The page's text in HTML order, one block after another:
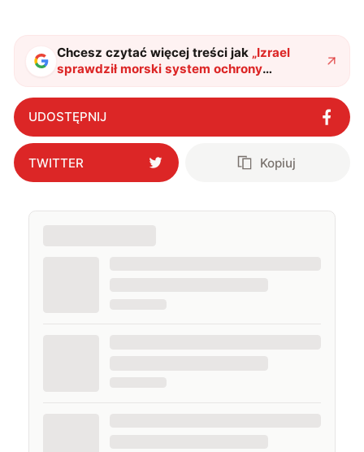
Chcesz czytać więcej treści jak „Izrael
sprawdził morski system ochrony
przeciwrakietowej. Barak MX zniszczył
zaawansowany pocisk manewrujący"?
UDOSTĘPNIJ
TWITTER Kopiuj